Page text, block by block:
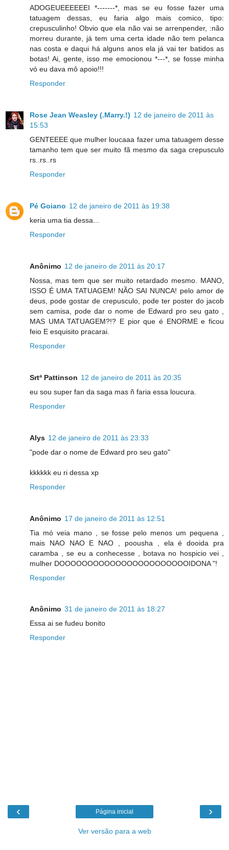
ADOGEUEEEEEEI *-------*, mas se eu fosse fazer uma
tatuagem dessas, eu faria algo mais comico, tipo:
crepusculinho! Obvio que ela não vai se arrenpender, :não
morreu durante, já tem uma certa idade não tem pelanca
nas costa e daqui há alguns anos ela já vai ter batidos as
botas! Ai, gente, isso me emocionou *---*, se fosse minha
vó eu dava mô apoio!!!
Responder
Rose Jean Weasley (.Marry.!) 12 de janeiro de 2011 às
15:53
GENTEEEE que mulher loucaaa fazer uma tatuagem desse
tamanho tem que ser muito fã mesmo da saga crepusculo
rs..rs..rs
Responder
Pé Goiano 12 de janeiro de 2011 às 19:38
keria uma tia dessa...
Responder
Anônimo 12 de janeiro de 2011 às 20:17
Nossa, mas tem que ser muito retardado mesmo. MANO,
ISSO É UMA TATUAGEM! NÃO SAI NUNCA! pelo amor de
deus, pode gostar de crepusculo, pode ter poster do jacob
sem camisa, pode dar o nome de Edward pro seu gato ,
MAS UMA TATUAGEM?!? E pior que é ENORME e ficou
feio E esquisito pracarai.
Responder
Srtª Pattinson 12 de janeiro de 2011 às 20:35
eu sou super fan da saga mas ñ faria essa loucura.
Responder
Alys 12 de janeiro de 2011 às 23:33
"pode dar o nome de Edward pro seu gato"
kkkkkk eu ri dessa xp
Responder
Anônimo 17 de janeiro de 2011 às 12:51
Tia mó veia mano , se fosse pelo menos um pequena ,
mais NAO NAO E NAO , poousha , ela é dooida pra
caramba , se eu a conhecesse , botava no hospicio vei ,
mulher DOOOOOOOOOOOOOOOOOOOOOOOIDONA "!
Responder
Anônimo 31 de janeiro de 2011 às 18:27
Essa ai se fudeu bonito
Responder
‹ ›
Página inicial
Ver versão para a web